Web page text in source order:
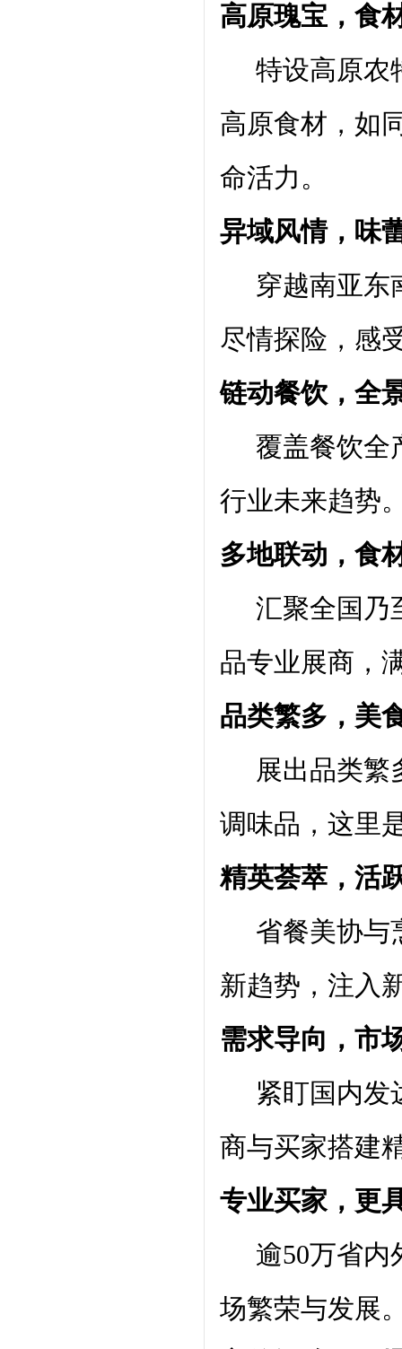
高原瑰宝，食
特设高原农
高原食材，如
命活力。
异域风情，味
穿越南亚东
尽情探险，感
链动餐饮，全
覆盖餐饮全
行业未来趋势
多地联动，食
汇聚全国乃
品专业展商，
品类繁多，美
展出品类繁
调味品，这里
精英荟萃，活
省餐美协与
新趋势，注入
需求导向，市
紧盯国内发
商与买家搭建
专业买家，更
逾50万省内
场繁荣与发展